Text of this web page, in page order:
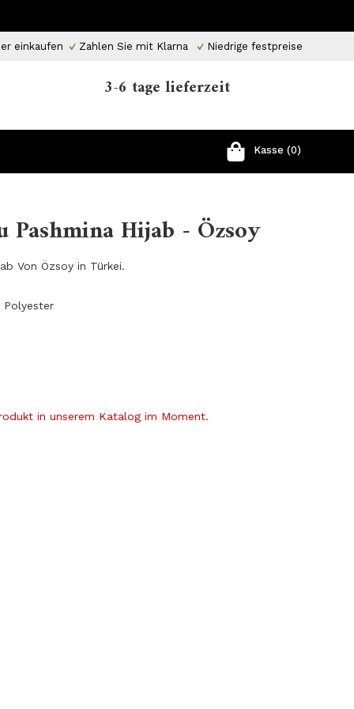
einkaufen Zahlen Sie mit Klarna Niedrige festpreise
3-6 tage lieferzeit
Kasse (0)
Hijab - Özsoy
Von Özsoy in Türkei.
Polyester
in unserem Katalog im Moment.